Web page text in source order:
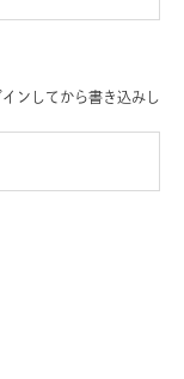
ンしてから書き込みし